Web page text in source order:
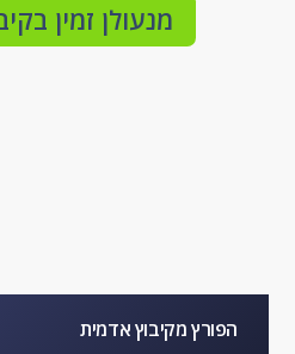
מנעולן זמין
הפורץ מקיבוץ אדמית